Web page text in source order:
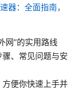
器：全面指南，
网”的实用路线
、常见问题与安
便你快速上手并